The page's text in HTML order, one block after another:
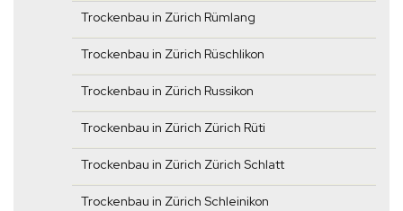
Trockenbau in Zürich Rümlang
Trockenbau in Zürich Rüschlikon
Trockenbau in Zürich Russikon
Trockenbau in Zürich Zürich Rüti
Trockenbau in Zürich Zürich Schlatt
Trockenbau in Zürich Schleinikon